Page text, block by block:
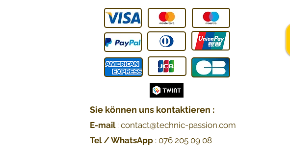
Sie können uns kontaktieren :
E-mail: contact@technic-passion.com
Tel / WhatsApp : 076 205 09 08